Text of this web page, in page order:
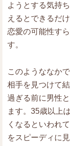
ようとする気持
えるとできるだ
恋愛の可能性す
す。
このようななか
相手を見つけて
過ぎる前に男性
ます。35歳以上
くなるといわれ
をスピーディに